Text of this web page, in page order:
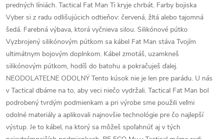
predných líniách. Tactical Fat Man Ti kryje chrbát. Farby bojiska
Vyber si z radu odlišujúcich odtieňov: červená, žltá alebo tajomná
šedá. Farebná výbava, ktorá vyčnieva silou. Silikónové pútko
Vyzbrojený silikónovým pútkom sa kábel Fat Man stáva Tvojím
ultimátnym bojovým doplnkom. Kábel zmotáš, uzamkneš
silikónovým pútkom, hodíš do batohu a pokračuješ ďalej.
NEODOLATEĽNE ODOLNÝ Tento kúsok nie je len pre parádu. U nás
v Tactical dbáme na to, aby veci niečo vydržali. Tactical Fat Man bol
podrobený tvrdým podmienkam a pri výrobe sme použili veľmi
odolné materiály a aplikovali najnovšie technológie pre čo najlepší
výstup. Je to kábel, na ktorý sa môžeš spoľahnúť aj v tých